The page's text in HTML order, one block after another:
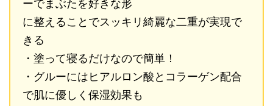
ーでまぶたを好きな形
に整えることでスッキリ綺麗な二重が実現で
きる
・塗って寝るだけなので簡単！
・グルーにはヒアルロン酸とコラーゲン配合
で肌に優しく保湿効果も